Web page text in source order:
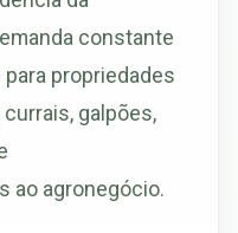
constante
propriedades
galpões,
ao agronegócio.